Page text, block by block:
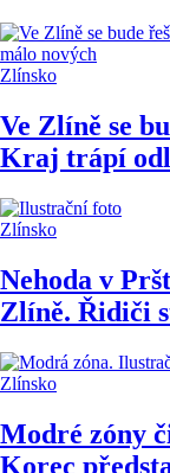
Zlínsko
Ve Zlíně se
Kraj trápí
Zlínsko
Nehoda v
Zlíně. Řidiči
Zlínsko
Modré zóny
Korec